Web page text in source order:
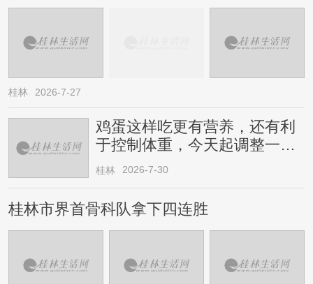
桂林 2026-7-27
鸡蛋这样吃更有营养，还有利
于控制体重，今天起调整一下
→
桂林 2026-7-30
桂林市界首骨科队拿下四连胜